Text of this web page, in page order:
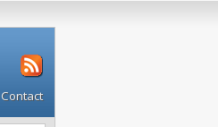
Contact